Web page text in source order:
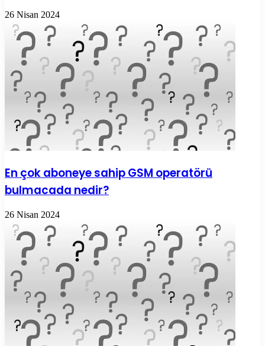
26 Nisan 2024
En çok aboneye sahip GSM operatörü
bulmacada nedir?
26 Nisan 2024